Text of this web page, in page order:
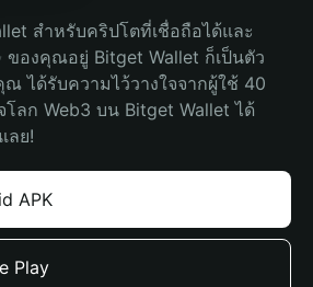
สำหรับคริปโตที่เชื่อถือได้และ
ของคุณอยู่ Bitget Wallet ก็เป็นตัว
ได้รับความไว้วางใจจากผู้ใช้ 40
ลก Web3 บน Bitget Wallet ได้
ลย!
APK
Play